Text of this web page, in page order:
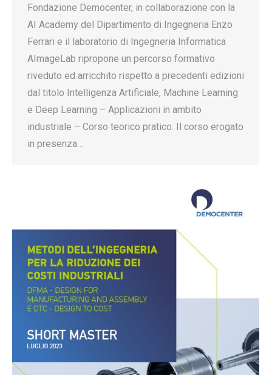
Fondazione Democenter, in collaborazione con la
AI Academy del Dipartimento di Ingegneria Enzo
Ferrari e il laboratorio di Ingegneria Informatica
AImageLab ripropone un percorso formativo
riveduto ed arricchito rispetto a precedenti edizioni
dal titolo Intelligenza Artificiale, Machine Learning
e Deep Learning – Applicazioni in ambito
industriale – Corso teorico pratico. Il corso erogato
in presenza…